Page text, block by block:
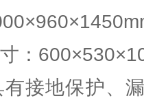
：
接地保护、